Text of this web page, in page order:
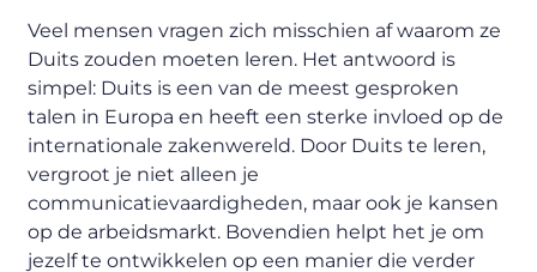
Veel mensen vragen zich misschien af waarom ze
Duits zouden moeten leren. Het antwoord is
simpel: Duits is een van de meest gesproken
talen in Europa en heeft een sterke invloed op de
internationale zakenwereld. Door Duits te leren,
vergroot je niet alleen je
communicatievaardigheden, maar ook je kansen
op de arbeidsmarkt. Bovendien helpt het je om
jezelf te ontwikkelen op een manier die verder